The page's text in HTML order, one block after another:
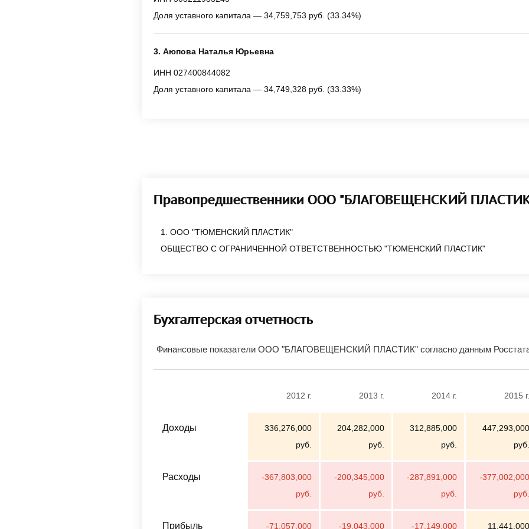
Доля уставного капитала — 34,759,753 руб. (33.34%)
3. Аюпова Наталья Юрьевна
ИНН 027400844082
Доля уставного капитала — 34,749,328 руб. (33.33%)
Правопредшественники ООО "БЛАГОВЕЩЕНСКИЙ
1. ООО "ТЮМЕНСКИЙ ПЛАСТИК"
ОБЩЕСТВО С ОГРАНИЧЕННОЙ ОТВЕТСТВЕННОСТЬЮ "ТЮМЕНСКИЙ ПЛАСТИК"
Бухгалтерская отчетность
Финансовые показатели ООО "БЛАГОВЕЩЕНСКИЙ ПЛАСТИК" согласно данным Росстата
2012 г. 2013 г. 2014 г. 2015 г.
Доходы
336,276,000
руб.
204,282,000
руб.
312,885,000
руб.
447,293,000
руб.
Расходы
-367,803,000
руб.
-200,345,000
руб.
-287,891,000
руб.
-377,002,000
руб.
Прибыль -71,057,000 -19,043,000 -17,149,000 11,441,000